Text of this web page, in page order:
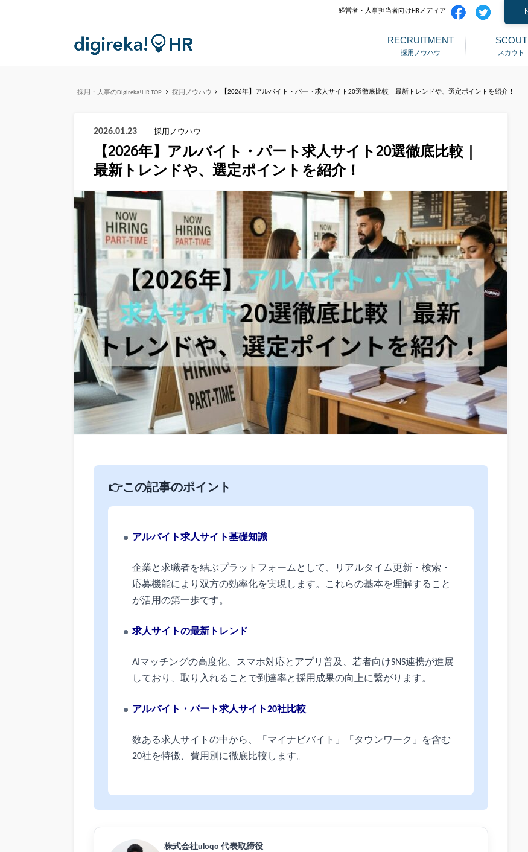
経営者・人事担当者向けHRメディア
採用ノウハウ
RECRUITMENT
スカウト
SCOUT
採用・人事のDigireka!HR TOP 採用ノウハウ 【2026年】アルバイト・パート求人サイト20選徹底比較｜最新トレンドや、選定ポイントを紹介！
2026.01.23 採用ノウハウ
【2026年】アルバイト・パート求人サイト20選徹底比較｜
最新トレンドや、選定ポイントを紹介！
👉この記事のポイント
アルバイト求人サイト基礎知識
企業と求職者を結ぶプラットフォームとして、リアルタイム更新・検索・
応募機能により双方の効率化を実現します。これらの基本を理解すること
が活用の第一歩です。
求人サイトの最新トレンド
AIマッチングの高度化、スマホ対応とアプリ普及、若者向けSNS連携が進展
しており、取り入れることで到達率と採用成果の向上に繋がります。
アルバイト・パート求人サイト20社比較
数ある求人サイトの中から、「マイナビバイト」「タウンワーク」を含む
20社を特徴、費用別に徹底比較します。
株式会社uloqo 代表取締役